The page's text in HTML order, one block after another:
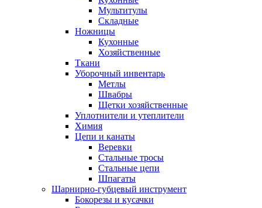
Мультитулы
Складные
Ножницы
Кухонные
Хозяйственные
Ткани
Уборочный инвентарь
Метлы
Швабры
Щетки хозяйственные
Уплотнители и утеплители
Химия
Цепи и канаты
Веревки
Стальные тросы
Стальные цепи
Шпагаты
Шарнирно-губцевый инструмент
Бокорезы и кусачки